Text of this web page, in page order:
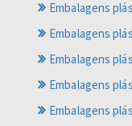
Embalagens
Embalagens
Embalagens
Embalagens
Embalagens